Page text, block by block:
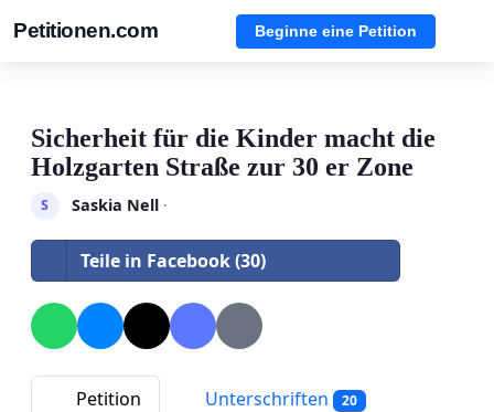
Petitionen.com Beginne eine Petition
Sicherheit für die Kinder macht die
Holzgarten Straße zur 30 er Zone
S Saskia Nell·
Teile in Facebook (30)
Petition Unterschriften 20